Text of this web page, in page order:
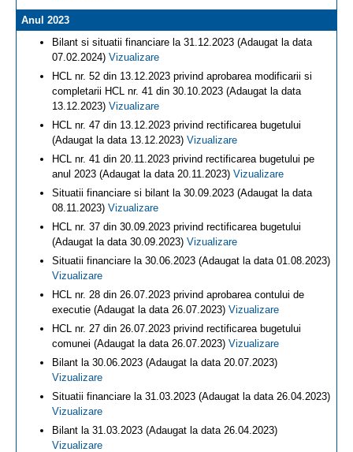
Anul 2023
Bilant si situatii financiare la 31.12.2023 (Adaugat la data
07.02.2024) Vizualizare
HCL nr. 52 din 13.12.2023 privind aprobarea modificarii si
completarii HCL nr. 41 din 30.10.2023 (Adaugat la data
13.12.2023) Vizualizare
HCL nr. 47 din 13.12.2023 privind rectificarea bugetului
(Adaugat la data 13.12.2023) Vizualizare
HCL nr. 41 din 20.11.2023 privind rectificarea bugetului pe
anul 2023 (Adaugat la data 20.11.2023) Vizualizare
Situatii financiare si bilant la 30.09.2023 (Adaugat la data
08.11.2023) Vizualizare
HCL nr. 37 din 30.09.2023 privind rectificarea bugetului
(Adaugat la data 30.09.2023) Vizualizare
Situatii financiare la 30.06.2023 (Adaugat la data 01.08.2023)
Vizualizare
HCL nr. 28 din 26.07.2023 privind aprobarea contului de
executie (Adaugat la data 26.07.2023) Vizualizare
HCL nr. 27 din 26.07.2023 privind rectificarea bugetului
comunei (Adaugat la data 26.07.2023) Vizualizare
Bilant la 30.06.2023 (Adaugat la data 20.07.2023)
Vizualizare
Situatii financiare la 31.03.2023 (Adaugat la data 26.04.2023)
Vizualizare
Bilant la 31.03.2023 (Adaugat la data 26.04.2023)
Vizualizare